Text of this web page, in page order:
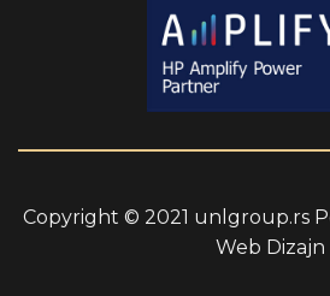
Copyright © 2021 unlgroup.rs
Web Dizajn